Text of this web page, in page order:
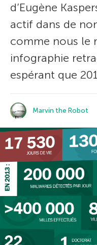
d’Eugène
actif dans de
comme nous le
infographie
espérant que
Marvin the Robot